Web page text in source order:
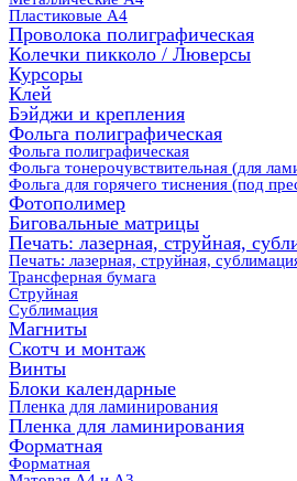
Пластиковые А4
Проволока полиграфическая
Колечки пикколо / Люверсы
Курсоры
Клей
Бэйджи и крепления
Фольга полиграфическая
Фольга полиграфическая
Фольга тонерочувствительная (для
Фольга для горячего тиснения (под
Фотополимер
Биговальные матрицы
Печать: лазерная, струйная,
Печать: лазерная, струйная,
Трансферная бумага
Струйная
Сублимация
Магниты
Скотч и монтаж
Винты
Блоки календарные
Пленка для ламинирования
Пленка для ламинирования
Форматная
Форматная